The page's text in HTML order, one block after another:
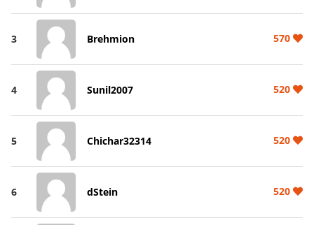
3 Brehmion 570
4 Sunil2007 520
5 Chichar32314 520
6 dStein 520